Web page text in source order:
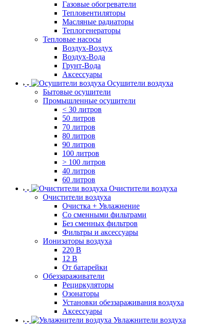
Газовые обогреватели
Тепловентиляторы
Масляные радиаторы
Теплогенераторы
Тепловые насосы
Воздух-Воздух
Воздух-Вода
Грунт-Вода
Аксессуары
Осушители воздуха
Бытовые осушители
Промышленные осушители
< 30 литров
50 литров
70 литров
80 литров
90 литров
100 литров
> 100 литров
40 литров
60 литров
Очистители воздуха
Очистители воздуха
Очистка + Увлажнение
Cо сменными фильтрами
Без сменных фильтров
Фильтры и аксессуары
Ионизаторы воздуха
220 В
12 В
От батарейки
Обеззараживатели
Рециркуляторы
Озонаторы
Установки обеззараживания воздуха
Аксессуары
Увлажнители воздуха